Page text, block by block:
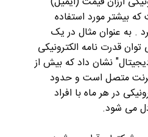
بیشتر مورد استفاده
. به عنوان مثال در یک
قدرت نامه الکترونیکی
نشان داد که بیش از
اینترنت متصل است و حدود
در هر ماه با افراد
می شود.